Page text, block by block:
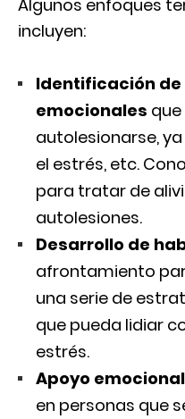
Algunos enfoques
incluyen:
Identificación
emocionales
autolesionarse,
el estrés, etc.
para tratar de
autolesiones.
Desarrollo de
afrontamiento
una serie de
que pueda lidiar
estrés.
Apoyo
en personas que